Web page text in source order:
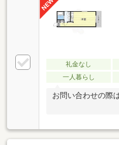
礼金なし
一人暮らし
お問い合わせの際